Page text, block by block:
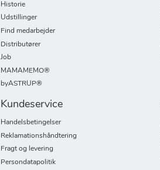
Historie
Udstillinger
Find medarbejder
Distributører
Job
MAMAMEMO®
byASTRUP®
Kundeservice
Handelsbetingelser
Reklamationshåndtering
Fragt og levering
Persondatapolitik